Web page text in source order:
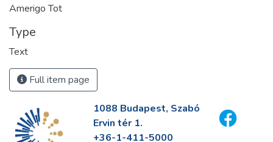
Amerigo Tot
Type
Text
Full item page
1088 Budapest, Szabó
Ervin tér 1.
+36-1-411-5000